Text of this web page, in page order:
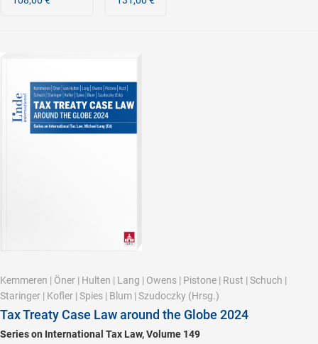
Kemmeren | Öner | Hulten | Lang | Owens | Pistone | Rust | Schuch |
Staringer | Kofler | Spies | Blum | Szudoczky (Hrsg.)
Tax Treaty Case Law around the Globe 2024
Series on International Tax Law, Volume 149